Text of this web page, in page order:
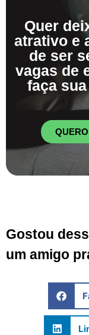
Quer
atrativo e
de ser
vagas de
faça
Gostou
um amigo